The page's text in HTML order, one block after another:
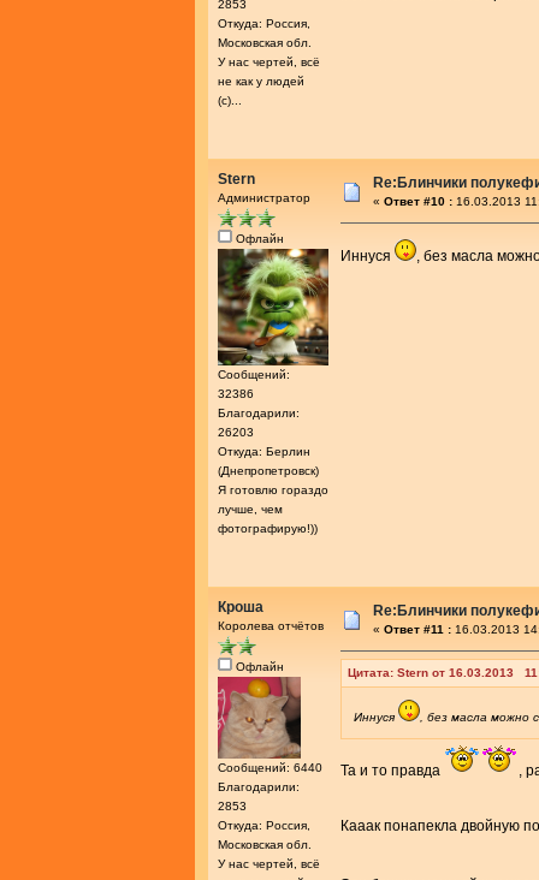
2853
Откуда: Россия,
Московская обл.
У нас чертей, всё
не как у людей
(с)...
Stern
Администратор
Офлайн
Сообщений:
32386
Благодарили:
26203
Откуда: Берлин
(Днепропетровск)
Я готовлю гораздо
лучше, чем
фотографирую!))
Re:Блинчики
« Ответ #10 : 16.03.2013
Иннуся , без масла
Кроша
Королева отчётов
Офлайн
Сообщений: 6440
Благодарили:
2853
Откуда: Россия,
Московская обл.
У нас чертей, всё
Re:Блинчики
« Ответ #11 : 16.03.2013
Цитата: Stern от 16.03.2013
Иннуся , без масла можно
Та и то правда ,
Кааак понапекла двойную